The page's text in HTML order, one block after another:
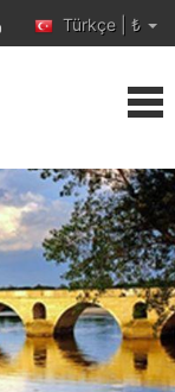
Türkçe | ₺